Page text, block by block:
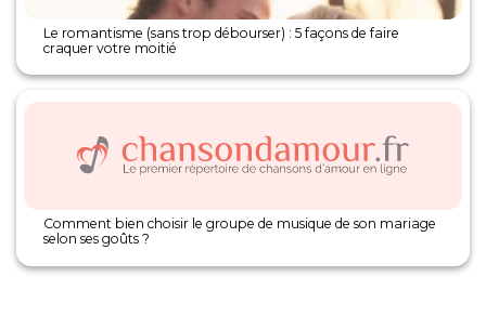
Le romantisme (sans trop débourser) : 5 façons de faire
craquer votre moitié
Comment bien choisir le groupe de musique de son mariage
selon ses goûts ?